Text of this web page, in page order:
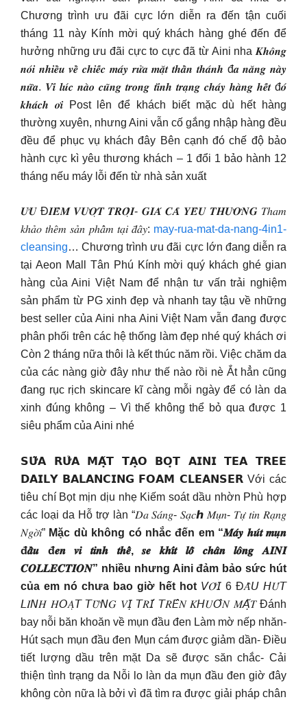
Chương trình ưu đãi cực lớn diễn ra đến tận cuối
tháng 11 này Kính mời quý khách hàng ghé đến để
hưởng những ưu đãi cực to cực đã từ Aini nha 𝑲𝒉𝒐̂𝒏𝒈
𝒏𝒐́𝒊 𝒏𝒉𝒊𝒆̂̀𝒖 𝒗𝒆̂̀ 𝒄𝒉𝒊𝒆̂́𝒄 𝒎𝒂́𝒚 𝒓𝒖̛̉𝒂 𝒎𝒂̣̆𝒕 𝒕𝒉𝒂̂̀𝒏 𝒕𝒉𝒂́𝒏𝒉 đ𝒂 𝒏𝒂̆𝒏𝒈 𝒏𝒂̀𝒚
𝒏𝒖̛̃𝒂. 𝑽𝒊̀ 𝒍𝒖́𝒄 𝒏𝒂̀𝒐 𝒄𝒖̃𝒏𝒈 𝒕𝒓𝒐𝒏𝒈 𝒕𝒊̀𝒏𝒉 𝒕𝒓𝒂̣𝒏𝒈 𝒄𝒉𝒂́𝒚 𝒉𝒂̀𝒏𝒈 𝒉𝒆̂́𝒕 đ𝒐́
𝒌𝒉𝒂́𝒄𝒉 𝒐̛𝒊 Post lên để khách biết mặc dù hết hàng
thường xuyên, nhưng Aini vẫn cố gắng nhập hàng đều
đều để phục vụ khách đây Bên cạnh đó chế độ bảo
hành cực kì yêu thương khách – 1 đổi 1 bảo hành 12
tháng nếu máy lỗi đến từ nhà sản xuất
𝑼̛𝑼 Đ𝑰𝑬̂̉𝑴 𝑽𝑼̛𝑶̛̣𝑻 𝑻𝑹𝑶̣̂𝑰- 𝑮𝑰𝑨́ 𝑪𝑨̉ 𝒀𝑬̂𝑼 𝑻𝑯𝑼̛𝑶̛𝑵𝑮 𝑇ℎ𝑎𝑚
𝑘ℎ𝑎̉𝑜 𝑡ℎ𝑒̂𝑚 𝑠𝑎̉𝑛 𝑝ℎ𝑎̂̉𝑚 𝑡𝑎̣𝑖 𝑑̄𝑎̂𝑦: may-rua-mat-da-nang-4in1-
cleansing… Chương trình ưu đãi cực lớn đang diễn ra
tại Aeon Mall Tân Phú Kính mời quý khách ghé gian
hàng của Aini Việt Nam để nhận tư vấn trải nghiệm
sản phẩm từ PG xinh đẹp và nhanh tay tậu về những
best seller của Aini nha Aini Việt Nam vẫn đang được
phân phối trên các hệ thống làm đẹp nhé quý khách ơi
Còn 2 tháng nữa thôi là kết thúc năm rồi. Việc chăm da
của các nàng giờ đây như thế nào rồi nè Ắt hẳn cũng
đang rục rịch skincare kĩ càng mỗi ngày để có làn da
xinh đúng không – Vì thế không thể bỏ qua được 1
siêu phẩm của Aini nhé
𝗦𝗨̛̃𝗔 𝗥𝗨̛̉𝗔 𝗠𝗔̣̆𝗧 𝗧𝗔̣𝗢 𝗕𝗢̣𝗧 𝗔𝗜𝗡𝗜 𝗧𝗘𝗔 𝗧𝗥𝗘𝗘
𝗗𝗔𝗜𝗟𝗬 𝗕𝗔𝗟𝗔𝗡𝗖𝗜𝗡𝗚 𝗙𝗢𝗔𝗠 𝗖𝗟𝗘𝗔𝗡𝗦𝗘𝗥 Với các
tiêu chí Bọt mịn dịu nhẹ Kiếm soát dầu nhờn Phù hợp
các loại da Hỗ trợ làn “𝐷𝑎 𝑆𝑎́𝑛𝑔- 𝑆𝑎̣𝑐ℎ 𝑀𝑢̣𝑛- 𝑇𝑢̛̣ 𝑡𝑖𝑛 𝑅𝑎̣𝑛𝑔
𝑁𝑔𝑜̛̀𝑖” Mặc dù không có nhắc đến em “𝑴𝒂́𝒚 𝒉𝒖́𝒕 𝒎𝒖̣𝒏
đ𝒂̂̀𝒖 đ𝒆𝒏 𝒗𝒊 𝒕𝒊𝒏𝒉 𝒕𝒉𝒆̂̉, 𝒔𝒆 𝒌𝒉𝒊́𝒕 𝒍𝒐̂̃ 𝒄𝒉𝒂̂𝒏 𝒍𝒐̂𝒏𝒈 𝑨𝑰𝑵𝑰
𝑪𝑶𝑳𝑳𝑬𝑪𝑻𝑰𝑶𝑵” nhiều nhưng Aini đảm bảo sức hút
của em nó chưa bao giờ hết hot 𝘝𝑂̛́𝘐 6 Đ𝐴̂̀𝘜 𝘏𝑈́𝘛
𝘓𝐼𝘕𝐻 𝐻𝘖𝐴̣𝘛 𝘛𝑈̛̀𝘕𝐺 𝑉𝘐̣ 𝘛𝑅𝘐́ 𝘛𝑅𝘌̂𝑁 𝐾𝘏𝑈𝘖̂𝑁 𝑀𝘈̣̆𝑇 Đánh
bay nỗi băn khoăn về mụn đầu đen Làm mờ nếp nhăn-
Hút sạch mụn đầu đen Mụn cám được giảm dần- Điều
tiết lượng dầu trên mặt Da sẽ được săn chắc- Cải
thiện tình trạng da Nỗi lo làn da mụn đầu đen giờ đây
không còn nữa là bởi vì đã tìm ra được giải pháp chân